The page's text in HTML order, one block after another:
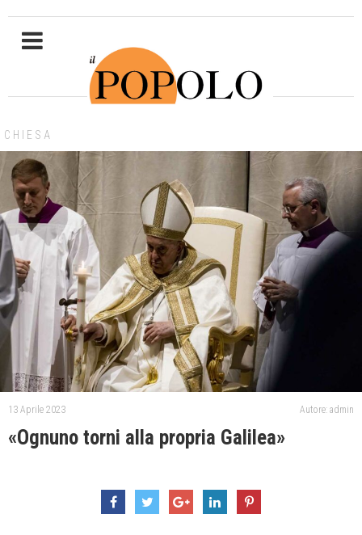
CHIESA
13 Aprile 2023 Autore: admin
«Ognuno torni alla propria Galilea»